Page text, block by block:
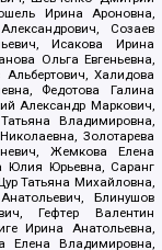
Ирина Ароновна,
Созаев
Исакова Ирина
Ольга Евгеньевна,
Халидова
Федотова Галина
Александр Маркович,
Владимировна,
Золотарева
Жемкова Елена
Юлия Юрьевна, Саранг
Татьяна Михайловна,
Блинушов
Гефтер Валентин
Ирина Анатольевна,
Елена Владимировна,